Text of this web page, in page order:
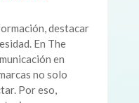
destacar
En The
en
no solo
Por eso,